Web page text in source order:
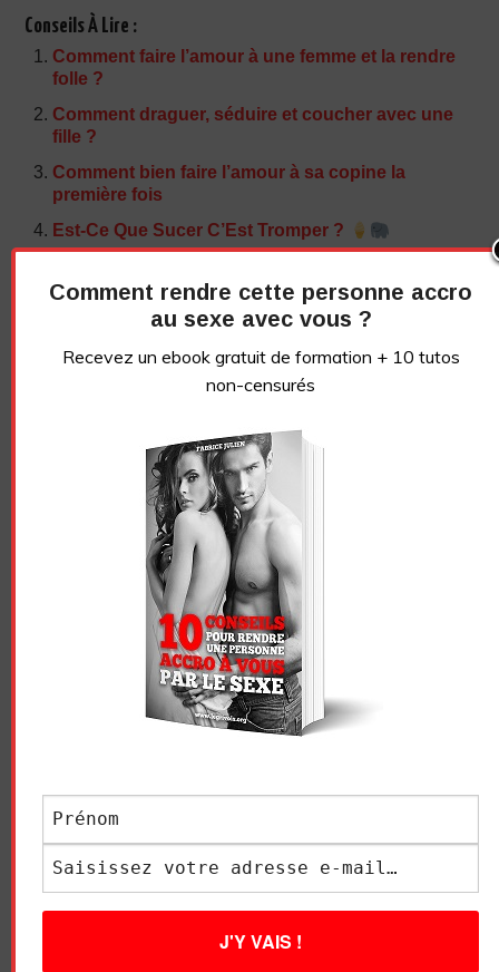
Conseils À Lire :
Comment faire l’amour à une femme et la rendre
folle ?
Comment draguer, séduire et coucher avec une
fille ?
Comment bien faire l’amour à sa copine la
première fois
Est-Ce Que Sucer C’Est Tromper ?
NE PERDONS PAS CONTACT !
Abonnez-vous à la
newsletter
Recevez un ebook de conseils gratuit + 10 tutos
vidéos sans censure
Comment rendre cette personne accro
au sexe avec vous ?
Recevez un ebook gratuit de formation + 10 tutos
non-censurés